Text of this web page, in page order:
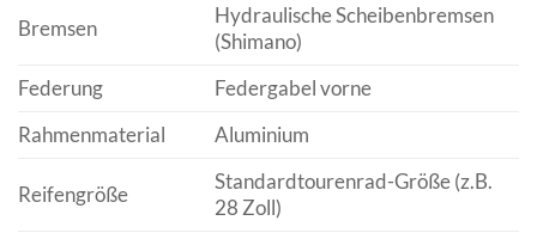
Bremsen
Hydraulische Scheibenbremsen
(Shimano)
Federung
Federgabel vorne
Rahmenmaterial
Aluminium
Reifengröße
Standardtourenrad-Größe (z.B.
28 Zoll)